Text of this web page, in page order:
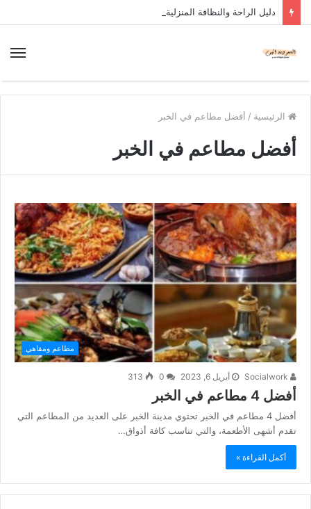
دليل الراحة والنظافة المنزلية
الرئيسية / أفضل مطاعم في الخبر
أفضل مطاعم في الخبر
مطاعم ومقاهي
أبريل 6, 2023 313
أفضل 4 مطاعم في الخبر
أفضل 4 مطاعم في الخبر تحتوي مدينة الخبر على العديد من المطاعم التي
تقدم أشهى الأطعمة، والتي تناسب كافة أذواق…
أكمل القراءة »